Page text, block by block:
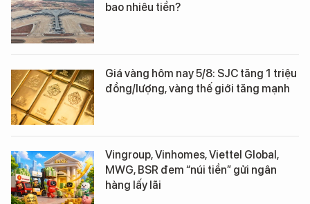
bao nhiêu tiền?
Giá vàng hôm nay 5/8: SJC tăng 1 triệu
đồng/lượng, vàng thế giới tăng mạnh
Vingroup, Vinhomes, Viettel Global,
MWG, BSR đem “núi tiền” gửi ngân
hàng lấy lãi